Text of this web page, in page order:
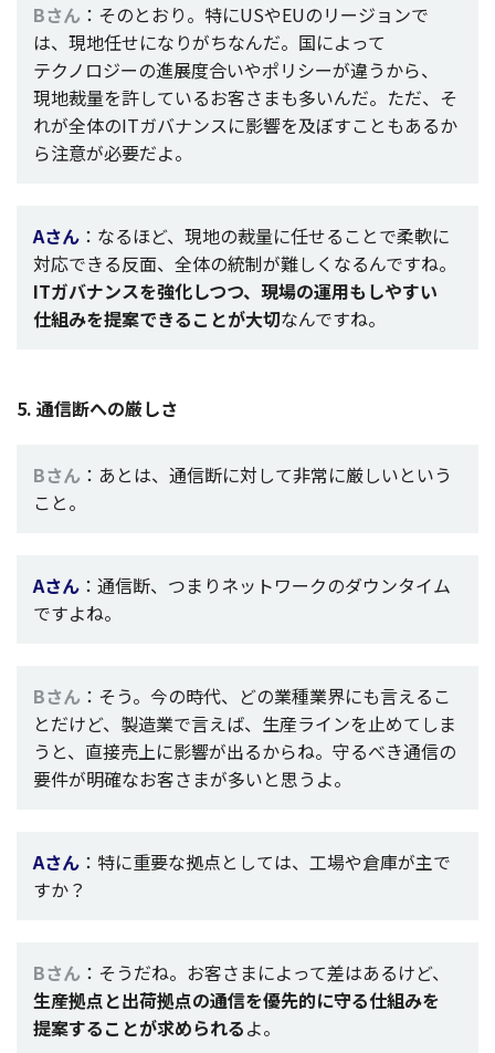
Bさん ：そのとおり。特にUSやEUのリージョンで
は、 現地任せになりがちなんだ。国によって
テクノロジーの進展度合いやポリシーが違うから、
現地裁量を許しているお客さまも多いんだ。ただ、そ
れが全体のITガバナンスに影響を及ぼすこともあるか
ら注意が必要だよ。
Aさん ：なるほど、 現地の裁量に任せることで柔軟に
対応できる反面、 全体の統制が難しくなるんですね。
ITガバナンスを強化しつつ、 現場の運用もしやすい
仕組みを提案できることが大切なんですね。
5. 通信断への厳しさ
Bさん ：あとは、 通信断に対して非常に厳しいという
こと。
Aさん ： 通信断、つまり ネッ トワークのダウンタイム
ですよね。
Bさん ：そう。今の時代、どの業種業界にも言えるこ
とだけど、 製造業で言えば、 生産ラインを止めてしま
うと、 直接売上に影響が出るからね。守るべき通信の
要件が明確なお客さまが多いと思うよ。
Aさん ：特に重要な拠点としては、 工場や倉庫が主で
すか？
Bさん ：そうだね。お客さまによって差はあるけど、
生産拠点と出荷拠点の通信を優先的に守る仕組みを
提案することが求められるよ。